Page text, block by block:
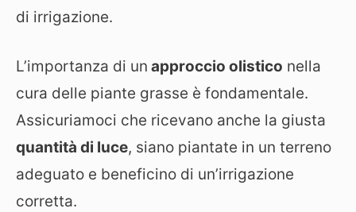
di irrigazione.
L’importanza di un approccio olistico nella
cura delle piante grasse è fondamentale.
Assicuriamoci che ricevano anche la giusta
quantità di luce, siano piantate in un terreno
adeguato e beneficino di un’irrigazione
corretta.